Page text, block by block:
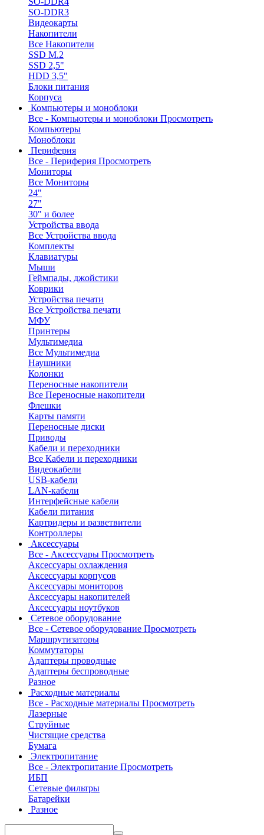
SO-DDR3
Видеокарты
Накопители
Все Накопители
SSD M.2
SSD 2,5"
HDD 3,5"
Блоки питания
Корпуса
Компьютеры и моноблоки
Все - Компьютеры и моноблоки Просмотреть
Компьютеры
Моноблоки
Периферия
Все - Периферия Просмотреть
Мониторы
Все Мониторы
24"
27"
30" и более
Устройства ввода
Все Устройства ввода
Комплекты
Клавиатуры
Мыши
Геймпады, джойстики
Коврики
Устройства печати
Все Устройства печати
МФУ
Принтеры
Мультимедиа
Все Мультимедиа
Наушники
Колонки
Переносные накопители
Все Переносные накопители
Флешки
Карты памяти
Переносные диски
Приводы
Кабели и переходники
Все Кабели и переходники
Видеокабели
USB-кабели
LAN-кабели
Интерфейсные кабели
Кабели питания
Картридеры и разветвители
Контроллеры
Аксессуары
Все - Аксессуары Просмотреть
Аксессуары охлаждения
Аксессуары корпусов
Аксессуары мониторов
Аксессуары накопителей
Аксессуары ноутбуков
Сетевое оборудование
Все - Сетевое оборудование Просмотреть
Маршрутизаторы
Коммутаторы
Адаптеры проводные
Адаптеры беспроводные
Разное
Расходные материалы
Все - Расходные материалы Просмотреть
Лазерные
Струйные
Чистящие средства
Бумага
Электропитание
Все - Электропитание Просмотреть
ИБП
Сетевые фильтры
Батарейки
Разное